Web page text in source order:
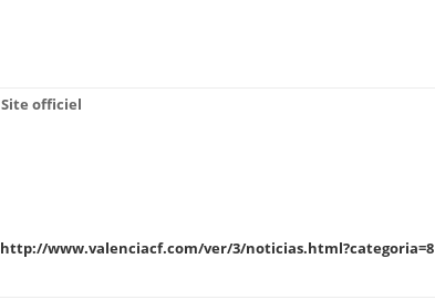
Site officiel
http://www.valenciacf.com/ver/3/noticias.html?categoria=8